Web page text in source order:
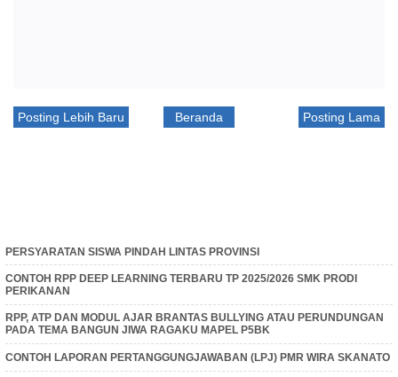
Posting Lebih Baru Posting Lama
Beranda
PERSYARATAN SISWA PINDAH LINTAS PROVINSI
CONTOH RPP DEEP LEARNING TERBARU TP 2025/2026 SMK PRODI
PERIKANAN
RPP, ATP DAN MODUL AJAR BRANTAS BULLYING ATAU PERUNDUNGAN
PADA TEMA BANGUN JIWA RAGAKU MAPEL P5BK
CONTOH LAPORAN PERTANGGUNGJAWABAN (LPJ) PMR WIRA SKANATO